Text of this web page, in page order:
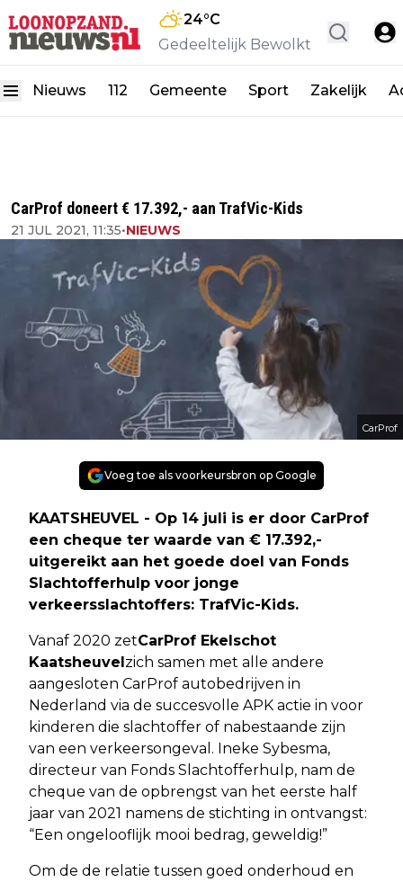
24°C
Gedeeltelijk Bewolkt
Nieuws 112 Gemeente Sport Zakelijk
CarProf doneert € 17.392,- aan TrafVic-Kids
21 JUL 2021, 11:35•NIEUWS
CarProf
Voeg toe als voorkeursbron op Google
KAATSHEUVEL - Op 14 juli is er door CarProf
een cheque ter waarde van € 17.392,-
uitgereikt aan het goede doel van Fonds
Slachtofferhulp voor jonge
verkeersslachtoffers: TrafVic-Kids.
Vanaf 2020 zetCarProf Ekelschot
Kaatsheuvelzich samen met alle andere
aangesloten CarProf autobedrijven in
Nederland via de succesvolle APK actie in voor
kinderen die slachtoffer of nabestaande zijn
van een verkeersongeval. Ineke Sybesma,
directeur van Fonds Slachtofferhulp, nam de
cheque van de opbrengst van het eerste half
jaar van 2021 namens de stichting in ontvangst:
“Een ongelooflijk mooi bedrag, geweldig!”
Om de de relatie tussen goed onderhoud en